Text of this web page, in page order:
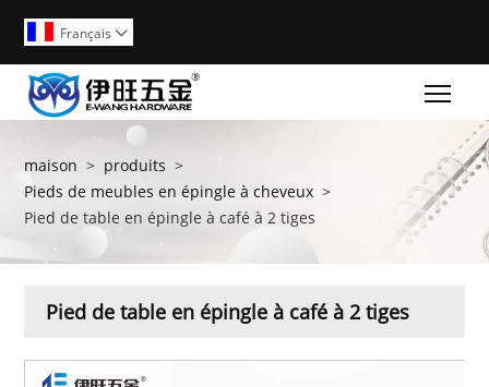
Français 
maison > produits >
Pieds de meubles en épingle à cheveux >
Pied de table en épingle à café à 2 tiges
Pied de table en épingle à café à 2 tiges